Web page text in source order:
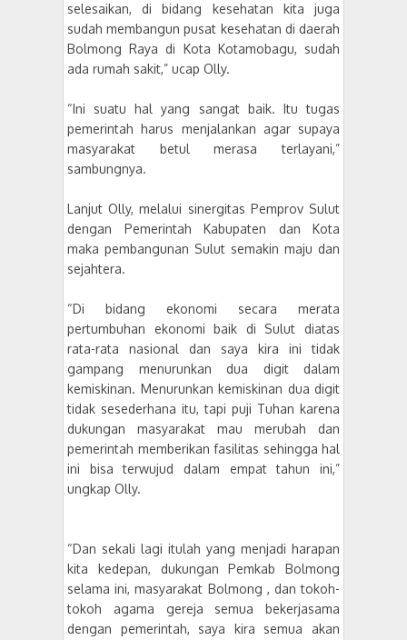
selesaikan, di bidang kesehatan kita juga
sudah membangun pusat kesehatan di daerah
Bolmong Raya di Kota Kotamobagu, sudah
ada rumah sakit,” ucap Olly.
“Ini suatu hal yang sangat baik. Itu tugas
pemerintah harus menjalankan agar supaya
masyarakat betul merasa terlayani,”
sambungnya.
Lanjut Olly, melalui sinergitas Pemprov Sulut
dengan Pemerintah Kabupaten dan Kota
maka pembangunan Sulut semakin maju dan
sejahtera.
“Di bidang ekonomi secara merata
pertumbuhan ekonomi baik di Sulut diatas
rata-rata nasional dan saya kira ini tidak
gampang menurunkan dua digit dalam
kemiskinan. Menurunkan kemiskinan dua digit
tidak sesederhana itu, tapi puji Tuhan karena
dukungan masyarakat mau merubah dan
pemerintah memberikan fasilitas sehingga hal
ini bisa terwujud dalam empat tahun ini,”
ungkap Olly.
“Dan sekali lagi itulah yang menjadi harapan
kita kedepan, dukungan Pemkab Bolmong
selama ini, masyarakat Bolmong , dan tokoh-
tokoh agama gereja semua bekerjasama
dengan pemerintah, saya kira semua akan